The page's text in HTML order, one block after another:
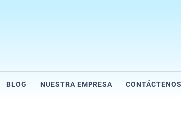
BLOG NUESTRA EMPRESA CONTÁCTENOS